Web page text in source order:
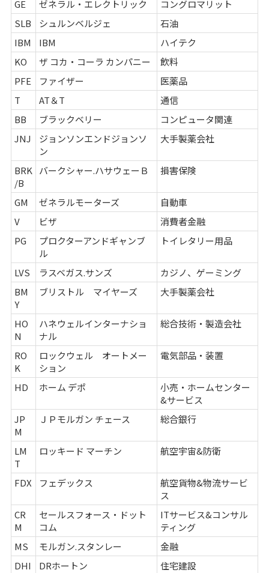
GE ゼネラル・エレクトリック
コングロマリット
SLB
シュルンベルジェ
石油
IBM
IBM
ハイテク
KO
ザ コカ・コーラ カンパニー
飲料
PFE
ファイザー
医薬品
T
AT＆T
通信
BB
ブラックベリー
コンピュータ関連
JNJ
ジョンソンエンドジョンソ
ン
大手製薬会社
BRK
/B
バークシャー.ハサウェーＢ 損害保険
GM ゼネラルモーターズ
自動車
V
ビザ
消費者金融
PG
プロクターアンドギャンブ
ル
トイレタリー用品
LVS ラスベガス.サンズ
カジノ、ゲーミング
BM
Y
ブリストル マイヤーズ 大手製薬会社
HO
N
ハネウェルインターナショ
ナル
総合技術・製造会社
RO
K
ロックウェル オートメー
ション
電気部品・装置
HD ホーム デポ
小売・ホームセンター
&サービス
JP
M
ＪＰモルガン チェース 総合銀行
LM
T
ロッキード マーチン 航空宇宙&防衛
FDX フェデックス
航空貨物&物流サービ
ス
CR
M
セールスフォース・ドット
コム
ITサービス&コンサル
ティング
MS
モルガン.スタンレー
金融
DHI
DRホートン
住宅建設